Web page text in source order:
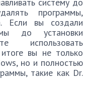
программы,
Если вы создали
до установки
использовать
вы не только
но и полностью
такие как Dr.